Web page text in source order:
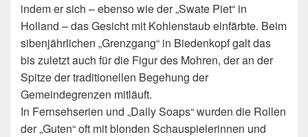
indem er sich – ebenso wie der „Swate Piet“ in
Holland – das Gesicht mit Kohlenstaub einfärbte. Beim
sibenjährlichen „Grenzgang“ in Biedenkopf galt das
bis zuletzt auch für die Figur des Mohren, der an der
Spitze der traditionellen Begehung der
Gemeindegrenzen mitläuft.
In Fernsehserien und „Daily Soaps“ wurden die Rollen
der „Guten“ oft mit blonden Schauspielerinnen und